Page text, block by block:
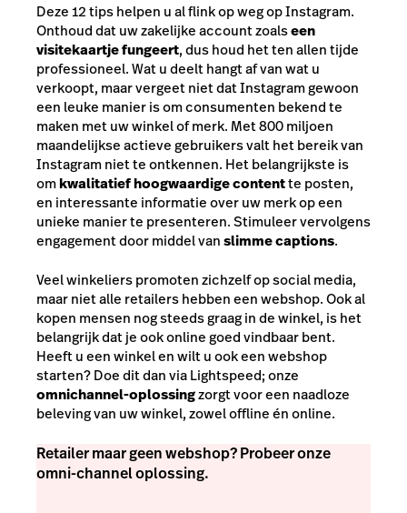
Deze 12 tips helpen u al flink op weg op Instagram.
Onthoud dat uw zakelijke account zoalseen
visitekaartje fungeert, dus houd het ten allen tijde
professioneel. Wat u deelt hangt af van wat u
verkoopt, maar vergeet niet dat Instagram gewoon
een leuke manier is om consumenten bekend te
maken met uw winkel of merk. Met 800 miljoen
maandelijkse actieve gebruikers valt het bereik van
Instagram niet te ontkennen. Het belangrijkste is
omkwalitatief hoogwaardige contentte posten,
en interessante informatie over uw merk op een
unieke manier te presenteren. Stimuleer vervolgens
engagement door middel vanslimme captions.
Veel winkeliers promoten zichzelf op social media,
maar niet alle retailers hebben een webshop. Ook al
kopen mensen nog steeds graag in de winkel, is het
belangrijk dat je ook online goed vindbaar bent.
Heeft u een winkel en wilt u ook een webshop
starten? Doe dit dan via Lightspeed; onze
omnichannel-oplossingzorgt voor een naadloze
beleving van uw winkel, zowel offline én online.
Retailer maar geen webshop? Probeer onze
omni-channel oplossing.